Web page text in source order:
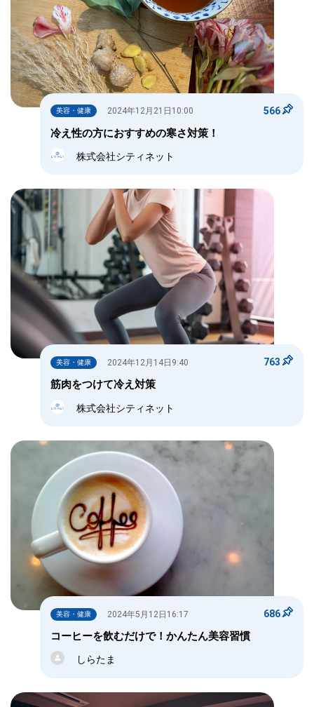
美容・健康 2024年12月21日10:00 566
冷え性の方におすすめの寒さ対策！
株式会社シティネット
美容・健康 2024年12月14日9:40 763
筋肉をつけて冷え対策
株式会社シティネット
美容・健康 2024年5月12日16:17 686
コーヒーを飲むだけで！かんたん美容習慣
しらたま